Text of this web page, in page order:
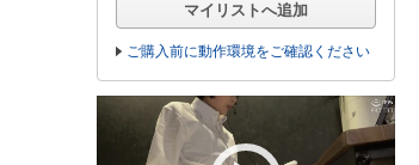
マイリストへ追加
ご購入前に動作環境をご確認ください